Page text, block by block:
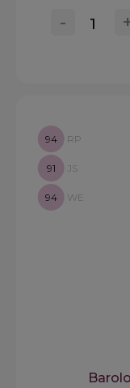
-
94 RP
91 JS
94 WE